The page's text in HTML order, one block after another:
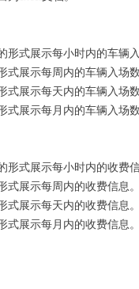
形式展示每小时内的车辆
展示每周内的车辆入场数
展示每天内的车辆入场数
展示每月内的车辆入场数
形式展示每小时内的收费信
式展示每周内的收费信息。
式展示每天内的收费信息。
展示每月内的收费信息。